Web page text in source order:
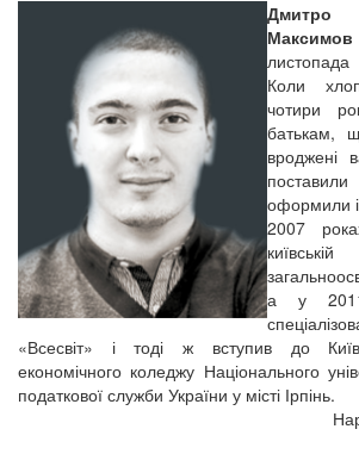
Дмитро
Максимов
Коли
чотири
батькам,
вроджені
оформили
2007
а у
«Всесвіт» і тоді ж вступив до
економічного коледжу Національного
податкової служби України у місті Ірпінь.